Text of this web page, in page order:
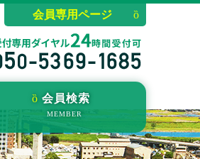
会員専用ページ
会員検索